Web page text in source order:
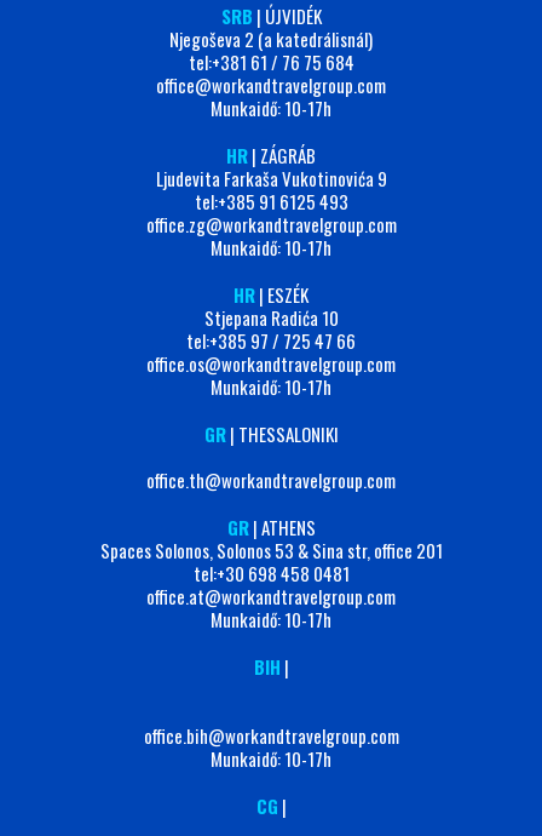
SRB | ÚJVIDÉK
Njegoševa 2 (a katedrálisnál)
tel:+381 61 / 76 75 684
office@workandtravelgroup.com
Munkaidő: 10-17h
HR| ZÁGRÁB
Ljudevita Farkaša Vukotinovića 9
tel:‭+385 91 6125 493‬
office.zg@workandtravelgroup.com
Munkaidő: 10-17h
HR| ESZÉK
Stjepana Radića 10
tel:+385 97 / 725 47 66
office.os@workandtravelgroup.com
Munkaidő: 10-17h
GR| THESSALONIKI
office.th@workandtravelgroup.com
GR| ATHENS
Spaces Solonos, Solonos 53 & Sina str, office 201
tel:+30 698 458 0481
office.at@workandtravelgroup.com
Munkaidő: 10-17h
BIH |
office.bih@workandtravelgroup.com
Munkaidő: 10-17h
CG |